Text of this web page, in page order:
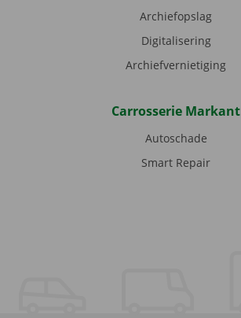
Archiefopslag
Digitalisering
Archiefvernietiging
Carrosserie Markant
Autoschade
Smart Repair